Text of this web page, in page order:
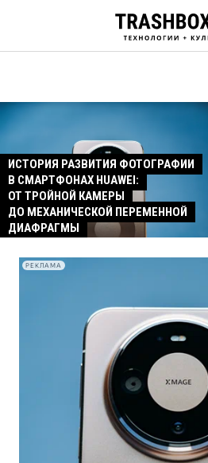
ИСТОРИЯ РАЗВИТИЯ ФОТОГРАФИИ
В СМАРТФОНАХ HUAWEI:
ОТ ТРОЙНОЙ КАМЕРЫ
ДО МЕХАНИЧЕСКОЙ ПЕРЕМЕННОЙ
ДИАФРАГМЫ
РЕКЛАМА